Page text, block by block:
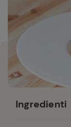
Ingredienti